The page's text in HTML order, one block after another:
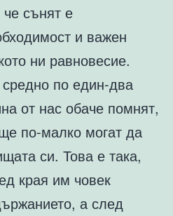
сънят е
и важен
ни равновесие.
по един-два
от нас обаче помнят,
по-малко могат да
си. Това е така,
края им човек
а след